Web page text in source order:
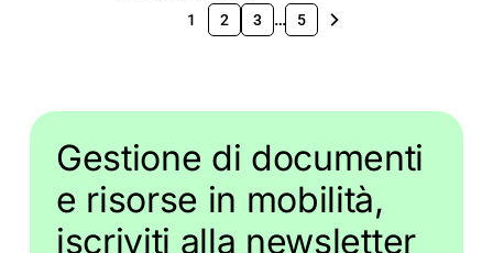
1 2 3 … 5
Gestione di documenti
e risorse in mobilità,
iscriviti alla newsletter